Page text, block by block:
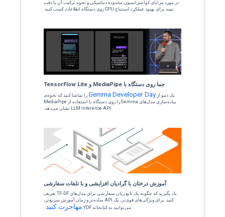
ثبت نام کنید
مصنوعیبا فرانسوا شولت، خالق
کراس
به بحثی در مورد یادگیری عمیق، تکامل Keras از زمان ایجاد تا Keras 3 با